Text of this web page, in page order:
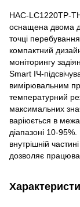
HAC-LC1220TP-
оснащена двома
точці
компактний
моніторингу
Smart ІЧ-
вимірювальним
температурний
максимальних
варіюється в
діапазоні 10-
внутрішній
дозволяє